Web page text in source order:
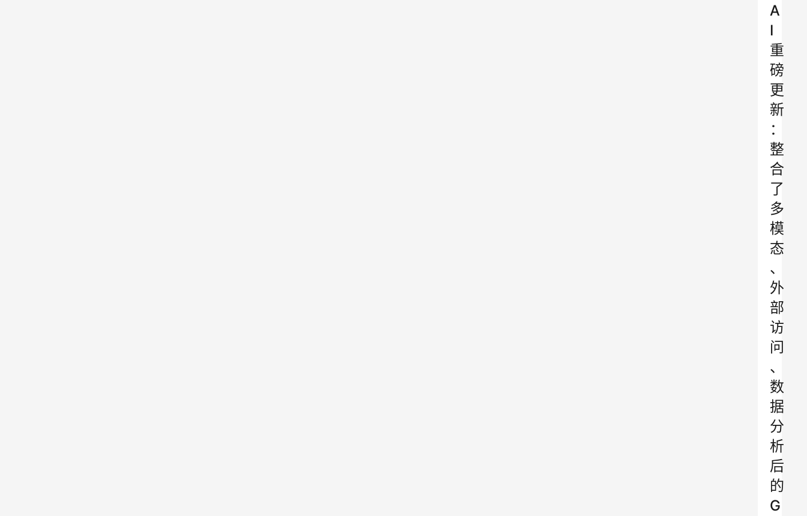
A
I
重
磅
更
新
：
整
合
了
多
模
态
、
外
部
访
问
、
数
据
分
析
后
的
G